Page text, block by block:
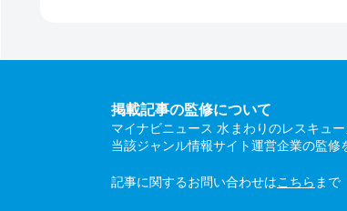
掲載記事の監修について
マイナビニュース 水まわりのレスキュ
当該ジャンル情報サイト運営企業の監修
記事に関するお問い合わせはこちら まで